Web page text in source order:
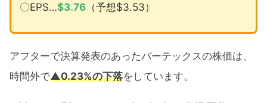
〇EPS…$3.76（予想$3.53）
アフターで決算発表のあったバーテックスの株価は、
時間外で▲0.23%の下落をしています。